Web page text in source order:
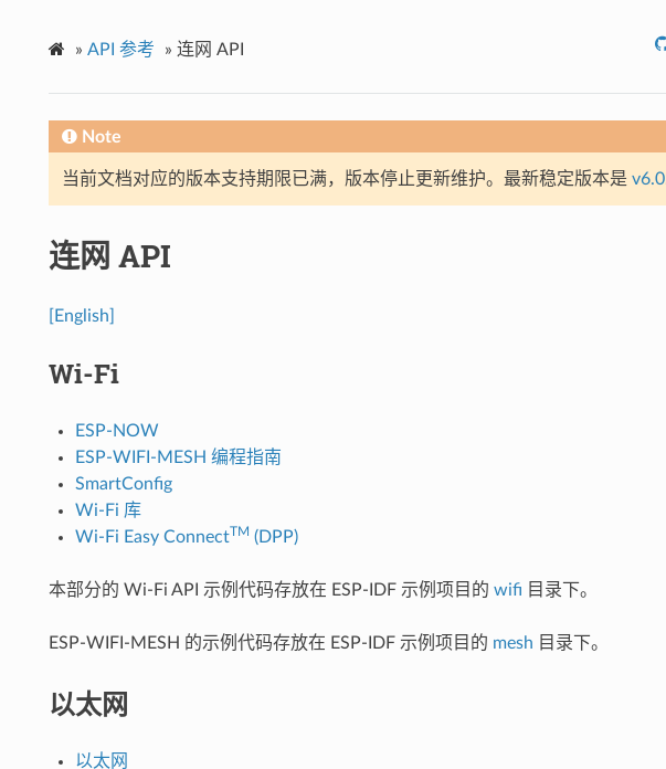
» API 参考 » 连网 API
Note
当前文档对应的版本支持期限已满，版本停止更新维护。最新稳定版本是
连网 API
[English]
Wi-Fi
ESP-NOW
ESP-WIFI-MESH 编程指南
SmartConfig
Wi-Fi 库
Wi-Fi Easy ConnectTM (DPP)
本部分的 Wi-Fi API 示例代码存放在 ESP-IDF 示例项目的 wifi 目录下。
ESP-WIFI-MESH 的示例代码存放在 ESP-IDF 示例项目的 mesh 目录下。
以太网
以太网